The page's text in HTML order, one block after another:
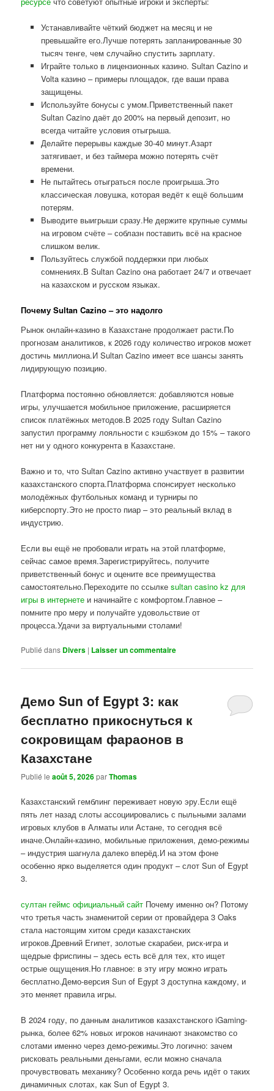
Устанавливайте чёткий бюджет на месяц и не
превышайте его.Лучше потерять запланированные 30
тысяч тенге, чем случайно спустить зарплату.
Играйте только в лицензионных казино. Sultan Cazino и
Volta казино – примеры площадок, где ваши права
защищены.
Используйте бонусы с умом.Приветственный пакет
Sultan Cazino даёт до 200% на первый депозит, но
всегда читайте условия отыгрыша.
Делайте перерывы каждые 30-40 минут.Азарт
затягивает, и без таймера можно потерять счёт
времени.
Не пытайтесь отыграться после проигрыша.Это
классическая ловушка, которая ведёт к ещё большим
потерям.
Выводите выигрыши сразу.Не держите крупные суммы
на игровом счёте – соблазн поставить всё на красное
слишком велик.
Пользуйтесь службой поддержки при любых
сомнениях.В Sultan Cazino она работает 24/7 и отвечает
на казахском и русском языках.
Почему Sultan Cazino – это надолго
Рынок онлайн-казино в Казахстане продолжает расти.По
прогнозам аналитиков, к 2026 году количество игроков может
достичь миллиона.И Sultan Cazino имеет все шансы занять
лидирующую позицию.
Платформа постоянно обновляется: добавляются новые
игры, улучшается мобильное приложение, расширяется
список платёжных методов.В 2025 году Sultan Cazino
запустил программу лояльности с кэшбэком до 15% – такого
нет ни у одного конкурента в Казахстане.
Важно и то, что Sultan Cazino активно участвует в развитии
казахстанского спорта.Платформа спонсирует несколько
молодёжных футбольных команд и турниры по
киберспорту.Это не просто пиар – это реальный вклад в
индустрию.
Если вы ещё не пробовали играть на этой платформе,
сейчас самое время.Зарегистрируйтесь, получите
приветственный бонус и оцените все преимущества
самостоятельно.Переходите по ссылкеsultan casino kz для
игры в интернете и начинайте с комфортом.Главное –
помните про меру и получайте удовольствие от
процесса.Удачи за виртуальными столами!
Publié dans Divers | Laisser un commentaire
Демо Sun of Egypt 3: как
бесплатно прикоснуться к
сокровищам фараонов в
Казахстане
Publié leaoût 5, 2026parThomas
Казахстанский гемблинг переживает новую эру.Если ещё
пять лет назад слоты ассоциировались с пыльными залами
игровых клубов в Алматы или Астане, то сегодня всё
иначе.Онлайн-казино, мобильные приложения, демо-режимы
– индустрия шагнула далеко вперёд.И на этом фоне
особенно ярко выделяется один продукт – слот Sun of Egypt
3.
султан геймс официальный сайт Почему именно он? Потому
что третья часть знаменитой серии от провайдера 3 Oaks
стала настоящим хитом среди казахстанских
игроков.Древний Египет, золотые скарабеи, риск-игра и
щедрые фриспины – здесь есть всё для тех, кто ищет
острые ощущения.Но главное: в эту игру можно играть
бесплатно.Демо-версия Sun of Egypt 3 доступна каждому, и
это меняет правила игры.
В 2024 году, по данным аналитиков казахстанского iGaming-
рынка, более 62% новых игроков начинают знакомство со
слотами именно через демо-режимы.Это логично: зачем
рисковать реальными деньгами, если можно сначала
прочувствовать механику? Особенно когда речь идёт о таких
динамичных слотах, как Sun of Egypt 3.